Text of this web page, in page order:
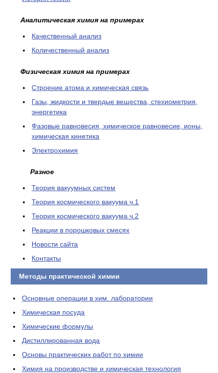
Аналитическая химия на примерах
Качественный анализ
Количественный анализ
Физическая химия на примерах
Cтроение атома и химическая связь
Газы, жидкости и твердые вещества, стехиометрия,
энергетика
Фазовые равновесия, химическое равновесие, ионы,
химическая кинетика
Электрохимия
Разное
Теория вакуумных систем
Теория космического вакуума ч.1
Теория космического вакуума ч.2
Реакции в порошковых смесях
Новости сайта
Контакты
Методы практической химии
Основные операции в хим. лаборатории
Химическая посуда
Химические формулы
Дистиллированная вода
Основы практических работ по химии
Химия на производстве и химическая технология